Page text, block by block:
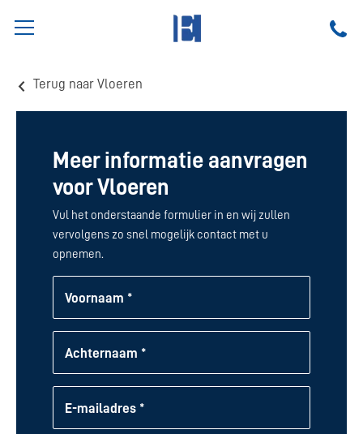
Terug naar Vloeren
Meer informatie aanvragen
voor Vloeren
Vul het onderstaande formulier in en wij zullen
vervolgens zo snel mogelijk contact met u
opnemen.
Voornaam *
Achternaam *
E-mailadres *